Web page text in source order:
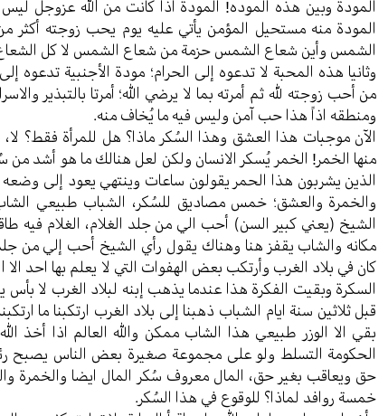
المودة وبین هذه الموده! المودة اذا کانت من الله عزوجل
المودة منه مستحیل المؤمن یأتي علیه یوم یحب زوجته أکثر
الشمس وأين شعاع الشمس حزمة من شعاع الشمس لا کل الشعاع،
وثانیا هذه المحبة لا تدعوه إلی الحرام؛ مودة الأجنبیة تدعوه
من أحب زوجته لله ثم أمرته بما لا یرضي الله؛ أمرتا بالتبذیر
ومنطقه اذاً هذا حب آمن ولیس فیه ما یُخاف منه.
الآن موجبات هذا العشق وهذا السُکر ماذا؟ هل للمرأة فقط؟
منها الخمر! الخمر یُسکر الانسان ولکن لعل هنالك ما هو أشد
الذین یشربون هذا الحمر یقولون ساعات وینتهي یعود إلی
والخمرة والعشق؛ خمس مصادیق للسُکر، الشباب طبیعي
الشیخ (یعني کبیر السن) أحب الي من جلد الغلام، الغلام فیه
مکانه والشاب یقفز هنا وهناك یقول رأي الشیخ أحب إلي من
کان في بلاد الغرب وأرتکب بعض الهفوات التي لا یعلم بها احد
السکرة وبقیت الفکرة هذا عندما یذهب إبنه لبلاد الغرب لا بأس
قبل ثلاثین سنة ایام الشباب ذهبنا إلی بلاد الغرب ارتکبنا ما
بقي الا الوزر طبیعي هذا الشاب ممکن والله العالم اذا أخذ
الحکومة التسلط ولو علی مجموعة صغیرة بعض الناس یصبح
حق ویعاقب بغیر حق، المال معروف سُکر المال ایضا والخمرة
خمسة روافد لماذا؟ للوقوع في هذا السُکر.